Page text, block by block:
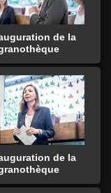
de la
de la